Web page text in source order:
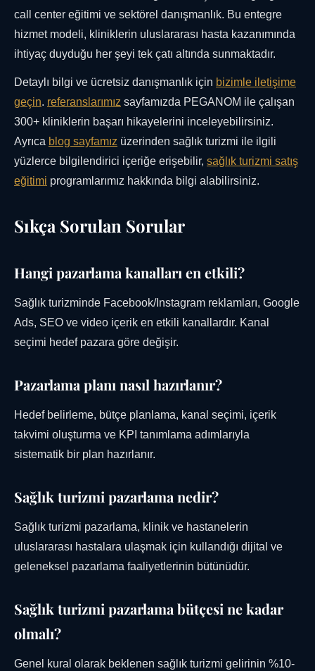
call center eğitimi ve sektörel danışmanlık. Bu entegre
hizmet modeli, kliniklerin uluslararası hasta kazanımında
ihtiyaç duyduğu her şeyi tek çatı altında sunmaktadır.
Detaylı bilgi ve ücretsiz danışmanlık için bizimle iletişime
geçin. referanslarımız sayfamızda PEGANOM ile çalışan
300+ kliniklerin başarı hikayelerini inceleyebilirsiniz.
Ayrıca blog sayfamız üzerinden sağlık turizmi ile ilgili
yüzlerce bilgilendirici içeriğe erişebilir, sağlık turizmi satış
eğitimi programlarımız hakkında bilgi alabilirsiniz.
Sıkça Sorulan Sorular
Hangi pazarlama kanalları en etkili?
Sağlık turizminde Facebook/Instagram reklamları, Google
Ads, SEO ve video içerik en etkili kanallardır. Kanal
seçimi hedef pazara göre değişir.
Pazarlama planı nasıl hazırlanır?
Hedef belirleme, bütçe planlama, kanal seçimi, içerik
takvimi oluşturma ve KPI tanımlama adımlarıyla
sistematik bir plan hazırlanır.
Sağlık turizmi pazarlama nedir?
Sağlık turizmi pazarlama, klinik ve hastanelerin
uluslararası hastalara ulaşmak için kullandığı dijital ve
geleneksel pazarlama faaliyetlerinin bütünüdür.
Sağlık turizmi pazarlama bütçesi ne kadar
olmalı?
Genel kural olarak beklenen sağlık turizmi gelirinin %10-